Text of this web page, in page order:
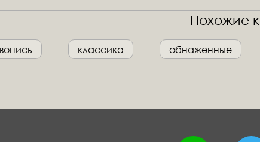
Похожие
классика обнаженные